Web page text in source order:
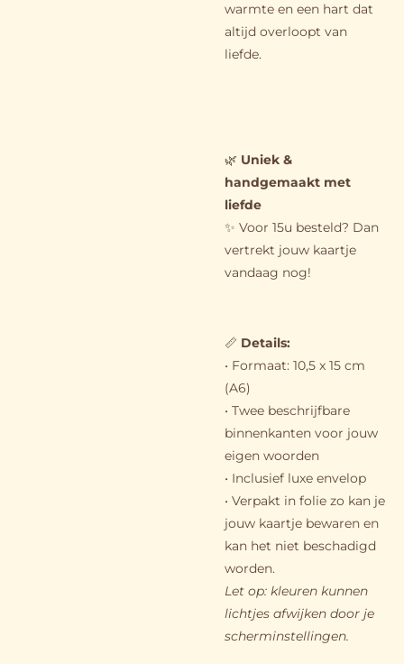
warmte en een hart dat
altijd overloopt van
liefde.
🌿 Uniek &
handgemaakt met
liefde
✨ Voor 15u besteld? Dan
vertrekt jouw kaartje
vandaag nog!
📏 Details:
• Formaat: 10,5 x 15 cm
(A6)
• Twee beschrijfbare
binnenkanten voor jouw
eigen woorden
• Inclusief luxe envelop
• Verpakt in folie zo kan je
jouw kaartje bewaren en
kan het niet beschadigd
worden.
Let op: kleuren kunnen
lichtjes afwijken door je
scherminstellingen.